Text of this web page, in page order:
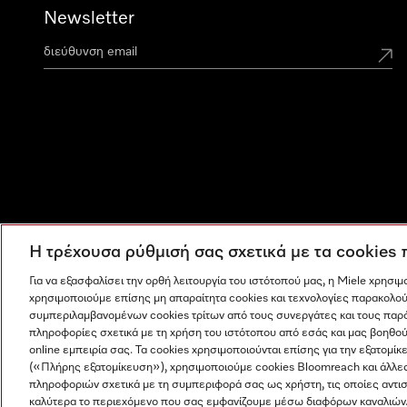
Newsletter
Η εταιρεία μας Όροι και Προϋποθέσεις Προστασία
Η τρέχουσα ρύθμισή σας σχετικά με τα
Για να εξασφαλίσει την ορθή λειτουργία του ιστότοπού μας, η Miele
χρησιμοποιούμε επίσης μη απαραίτητα cookies και τεχνολογίες
συμπεριλαμβανομένων cookies τρίτων από τους συνεργάτες και τους
πληροφορίες σχετικά με τη χρήση του ιστότοπου από εσάς και μας
online εμπειρία σας. Τα cookies χρησιμοποιούνται επίσης για την
(«Πλήρης εξατομίκευση»), χρησιμοποιούμε cookies Bloomreach και
πληροφοριών σχετικά με τη συμπεριφορά σας ως χρήστη, τις οποίες
καλύτερα το περιεχόμενο που σας εμφανίζουμε μέσω διαφόρων